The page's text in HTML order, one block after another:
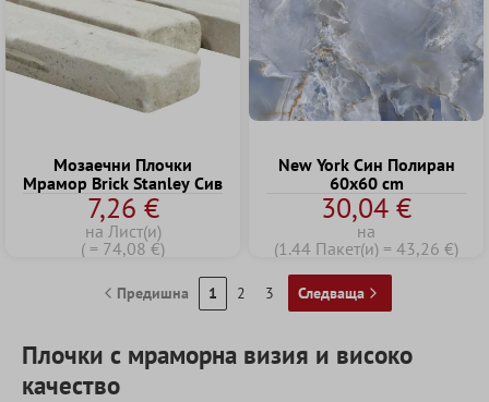
Mозаечни Плочки
Мрамор Brick Stanley Сив
7,26 €
на Лист(и)
( = 74,08 €)
New York Син Полиран
60x60 cm
30,04 €
на
(1.44 Пакет(и) = 43,26 €)
Предишна 1 2 3 Следваща
Плочки с мраморна визия и високо
качество